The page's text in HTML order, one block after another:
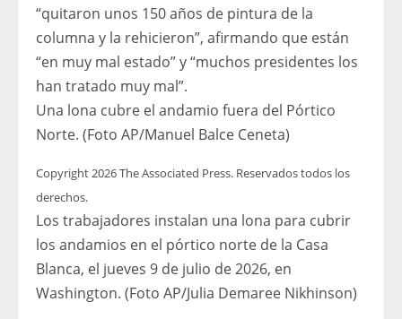
“quitaron unos 150 años de pintura de la
columna y la rehicieron”, afirmando que están
“en muy mal estado” y “muchos presidentes los
han tratado muy mal”.
Una lona cubre el andamio fuera del Pórtico
Norte. (Foto AP/Manuel Balce Ceneta)
Copyright 2026 The Associated Press. Reservados todos los
derechos.
Los trabajadores instalan una lona para cubrir
los andamios en el pórtico norte de la Casa
Blanca, el jueves 9 de julio de 2026, en
Washington. (Foto AP/Julia Demaree Nikhinson)